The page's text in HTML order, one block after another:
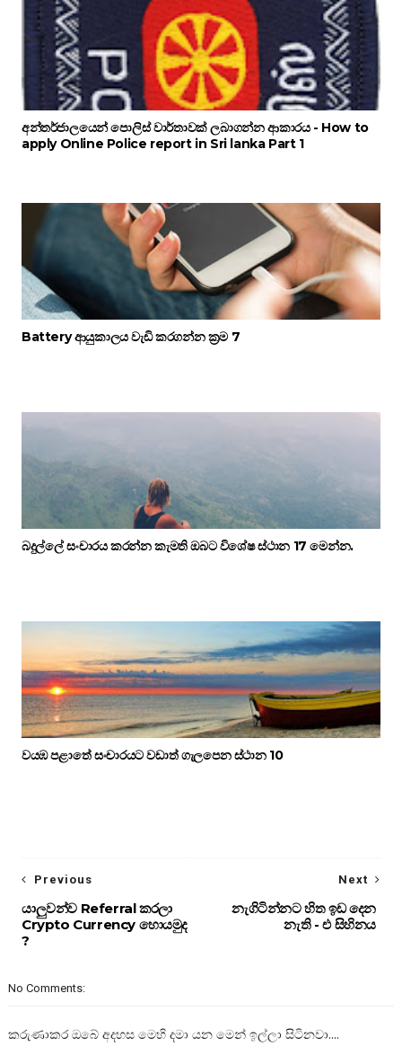
අන්තර්ජාලයෙන් පොලිස් වාර්තාවක් ලබාගන්න ආකාරය - How to
apply Online Police report in Sri lanka Part 1
Battery ආයුකාලය වැඩි කරගන්න ක්‍රම 7
බදුල්ලේ සංචාරය කරන්න කැමති ඔබට විශේෂ ස්ථාන 17 මෙන්න.
වයඹ පළාතේ සංචාරයට වඩාත් ගැලපෙන ස්ථාන 10
Next
නැගිටින්නට හිත ඉඩ දෙන
නැති - එ සිහිනය
Previous
යාලුවන්ව Referral කරලා
Crypto Currency හොයමුද
?
No Comments:
කරුණාකර ඔබේ අදහස මෙහි දමා යන මෙන් ඉල්ලා සිටිනවා....